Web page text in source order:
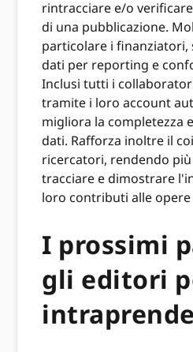
rintracciare e/o
di una pubblicazione.
particolare i finanziatori,
dati per reporting e
Inclusi tutti i
tramite i loro account
migliora la completezza
dati. Rafforza inoltre il
ricercatori, rendendo
tracciare e dimostrare
loro contributi alle opere
I prossimi
gli editori